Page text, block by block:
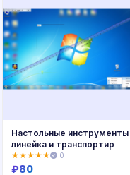
Настольные инструменты
линейка и транспортир
★★★★★ 0
₽80